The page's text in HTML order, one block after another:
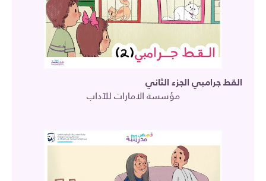
القط جرامبي الجزء الثاني
مؤسسة الامارات للآداب